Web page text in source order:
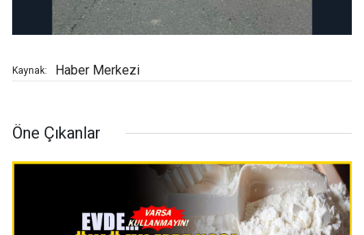
Kaynak: Haber Merkezi
Öne Çıkanlar